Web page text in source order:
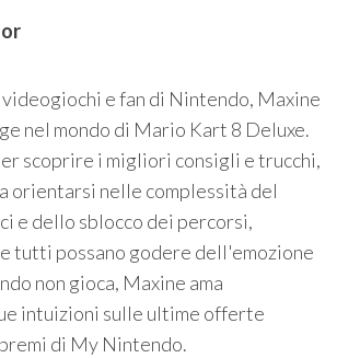
e fan di Nintendo, Maxine
nel mondo di Mario Kart 8 Deluxe.
scoprire i migliori consigli e trucchi,
orientarsi nelle complessità del
e dello sblocco dei percorsi,
tutti possano godere dell'emozione
non gioca, Maxine ama
intuizioni sulle ultime offerte
di My Nintendo.